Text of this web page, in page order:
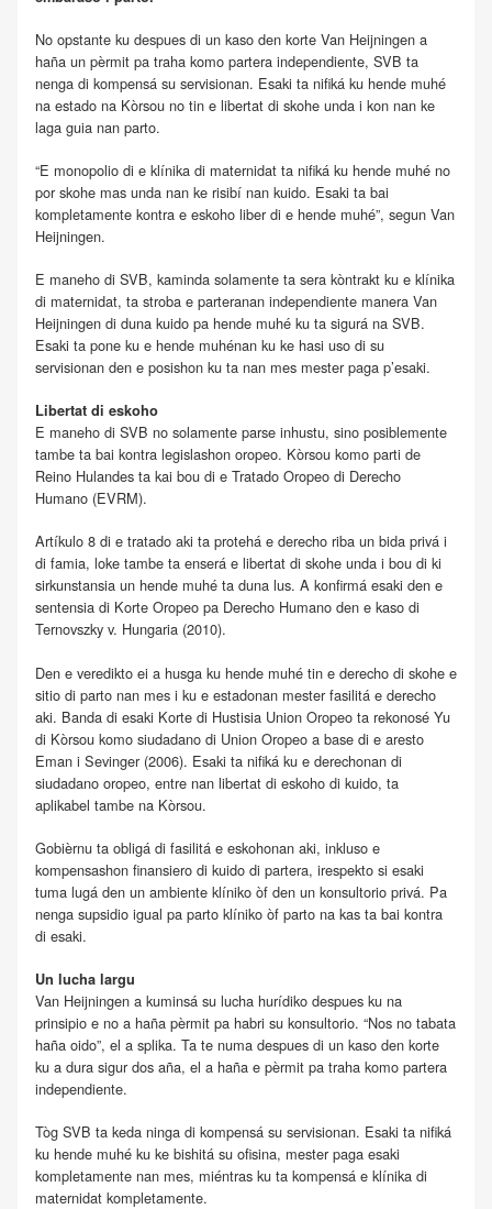
No opstante ku despues di un kaso den korte Van Heijningen a
haña un pèrmit pa traha komo partera independiente, SVB ta
nenga di kompensá su servisionan. Esaki ta nifiká ku hende muhé
na estado na Kòrsou no tin e libertat di skohe unda i kon nan ke
laga guia nan parto.
“E monopolio di e klínika di maternidat ta nifiká ku hende muhé no
por skohe mas unda nan ke risibí nan kuido. Esaki ta bai
kompletamente kontra e eskoho liber di e hende muhé”, segun Van
Heijningen.
E maneho di SVB, kaminda solamente ta sera kòntrakt ku e klínika
di maternidat, ta stroba e parteranan independiente manera Van
Heijningen di duna kuido pa hende muhé ku ta sigurá na SVB.
Esaki ta pone ku e hende muhénan ku ke hasi uso di su
servisionan den e posishon ku ta nan mes mester paga p’esaki.
Libertat di eskoho
E maneho di SVB no solamente parse inhustu, sino posiblemente
tambe ta bai kontra legislashon oropeo. Kòrsou komo parti de
Reino Hulandes ta kai bou di e Tratado Oropeo di Derecho
Humano (EVRM).
Artíkulo 8 di e tratado aki ta protehá e derecho riba un bida privá i
di famia, loke tambe ta enserá e libertat di skohe unda i bou di ki
sirkunstansia un hende muhé ta duna lus. A konfirmá esaki den e
sentensia di Korte Oropeo pa Derecho Humano den e kaso di
Ternovszky v. Hungaria (2010).
Den e veredikto ei a husga ku hende muhé tin e derecho di skohe e
sitio di parto nan mes i ku e estadonan mester fasilitá e derecho
aki. Banda di esaki Korte di Hustisia Union Oropeo ta rekonosé Yu
di Kòrsou komo siudadano di Union Oropeo a base di e aresto
Eman i Sevinger (2006). Esaki ta nifiká ku e derechonan di
siudadano oropeo, entre nan libertat di eskoho di kuido, ta
aplikabel tambe na Kòrsou.
Gobièrnu ta obligá di fasilitá e eskohonan aki, inkluso e
kompensashon finansiero di kuido di partera, irespekto si esaki
tuma lugá den un ambiente klíniko òf den un konsultorio privá. Pa
nenga supsidio igual pa parto klíniko òf parto na kas ta bai kontra
di esaki.
Un lucha largu
Van Heijningen a kuminsá su lucha hurídiko despues ku na
prinsipio e no a haña pèrmit pa habri su konsultorio. “Nos no tabata
haña oido”, el a splika. Ta te numa despues di un kaso den korte
ku a dura sigur dos aña, el a haña e pèrmit pa traha komo partera
independiente.
Tòg SVB ta keda ninga di kompensá su servisionan. Esaki ta nifiká
ku hende muhé ku ke bishitá su ofisina, mester paga esaki
kompletamente nan mes, miéntras ku ta kompensá e klínika di
maternidat kompletamente.